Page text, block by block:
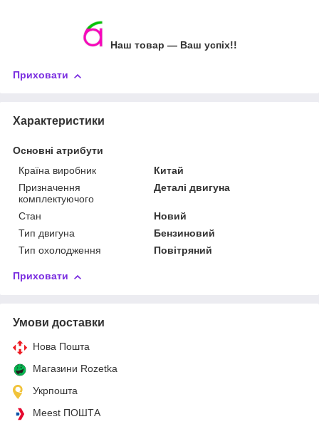
Наш товар — Ваш успіх!!
Приховати
Характеристики
Основні атрибути
Країна виробник
Китай
Призначення
комплектуючого
Деталі двигуна
Стан
Новий
Тип двигуна
Бензиновий
Тип охолодження
Повітряний
Приховати
Умови доставки
Нова Пошта
Магазини Rozetka
Укрпошта
Meest ПОШТА